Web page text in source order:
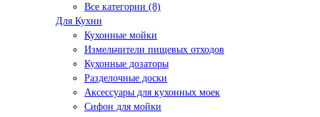
Все категории (8)
Для Кухни
Кухонные мойки
Измельчители пищевых отходов
Кухонные дозаторы
Разделочные доски
Аксессуары для кухонных моек
Сифон для мойки